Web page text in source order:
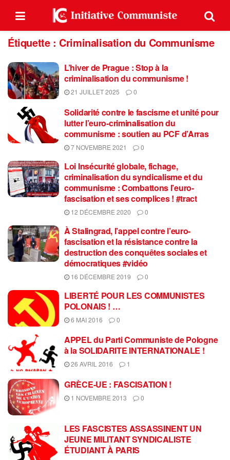
Étiquette : Criminalisation du Communisme
L’hiver de Prague : Stop à la
criminalisation du communisme !
21 JUILLET 2025 0
Solidarité contre le fascisme et unité pour
lutter l’euro-criminalisation du
communisme : soutien au PCF d’Arras
7 NOVEMBRE 2021 0
Loi Insécurité globale, fichage,
criminalisation du syndicalisme et du
communisme : Combattons l’euro-
fascisation et ses complices ! #tract
12 DÉCEMBRE 2020 0
À Stalingrad, l’appel contre l’euro-
fascisation et la résistance contre la
destruction des conquêtes sociales et
démocratiques #vidéo
16 DÉCEMBRE 2019 0
LIBERTÉ POUR LES COMMUNISTES
POLONAIS ! …
6 MAI 2016 0
APPEL du Parti Communiste de Pologne
à la SOLIDARITE INTERNATIONALE !
26 AVRIL 2016 1
GRÈCE-UE : FASCISATION !
1 NOVEMBRE 2013 0
LES FASCISTES ASSASSINENT UN
JEUNE MILITANT SYNDICALISTE
ÉTUDIANT À PARIS